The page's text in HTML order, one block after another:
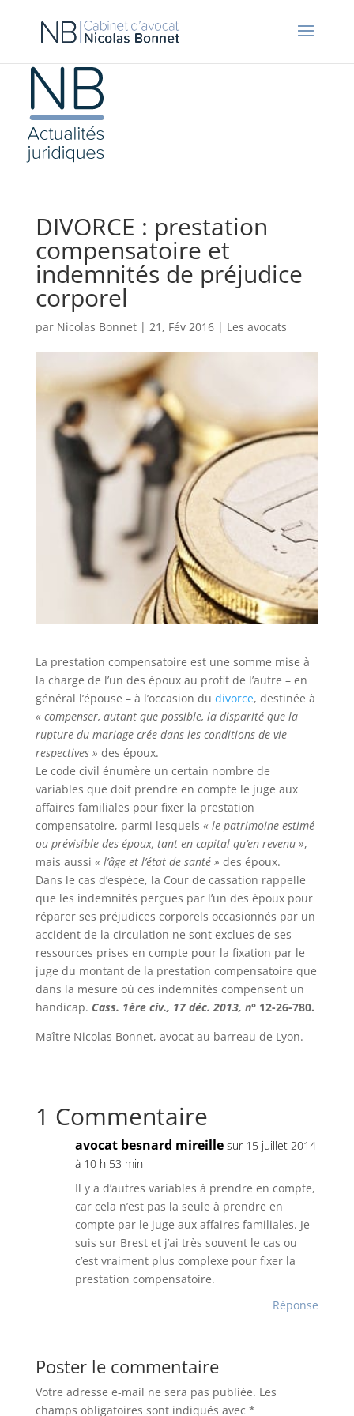
DIVORCE : prestation
compensatoire et
indemnités de préjudice
corporel
par Nicolas Bonnet| 21, Fév 2016| Les avocats
La prestation compensatoire est une somme mise à
la charge de l’un des époux au profit de l’autre – en
général l’épouse – à l’occasion du divorce, destinée à
« compenser, autant que possible, la disparité que la
rupture du mariage crée dans les conditions de vie
respectives » des époux.
Le code civil énumère un certain nombre de
variables que doit prendre en compte le juge aux
affaires familiales pour fixer la prestation
compensatoire, parmi lesquels « le patrimoine estimé
ou prévisible des époux, tant en capital qu’en revenu »,
mais aussi « l’âge et l’état de santé » des époux.
Dans le cas d’espèce, la Cour de cassation rappelle
que les indemnités perçues par l’un des époux pour
réparer ses préjudices corporels occasionnés par un
accident de la circulation ne sont exclues de ses
ressources prises en compte pour la fixation par le
juge du montant de la prestation compensatoire que
dans la mesure où ces indemnités compensent un
handicap. Cass. 1ère civ., 17 déc. 2013, n°12-26-780.
Maître Nicolas Bonnet, avocat au barreau de Lyon.
1 Commentaire
avocat besnard mireille sur 15 juillet 2014
à 10 h 53 min
Il y a d’autres variables à prendre en compte,
car cela n’est pas la seule à prendre en
compte par le juge aux affaires familiales. Je
suis sur Brest et j’ai très souvent le cas ou
c’est vraiment plus complexe pour fixer la
prestation compensatoire.
Réponse
Poster le commentaire
Votre adresse e-mail ne sera pas publiée. Les
champs obligatoires sont indiqués avec *